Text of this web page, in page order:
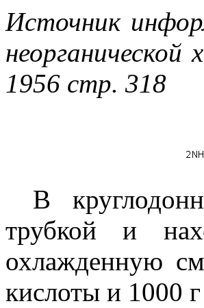
Источник
1956 стр. 318
В
трубкой и
охлажденную
кислоты и 1000